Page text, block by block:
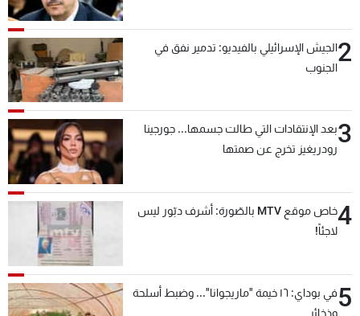
2الجيش الإسرائيلي بالفيديو: تدمير نفق في
الجنوب
3بعد الإنتقادات التي طالت جسمها... جورجينا
رودريغيز تخرج عن صمتها
4
خاص موقع MTV بالصّورة: أشرف دبّور ليس
لاجئاً!
5
في بوداي: ١٦ خيمة "ماريجوانا"... وضبط أسلحة
وذخائر